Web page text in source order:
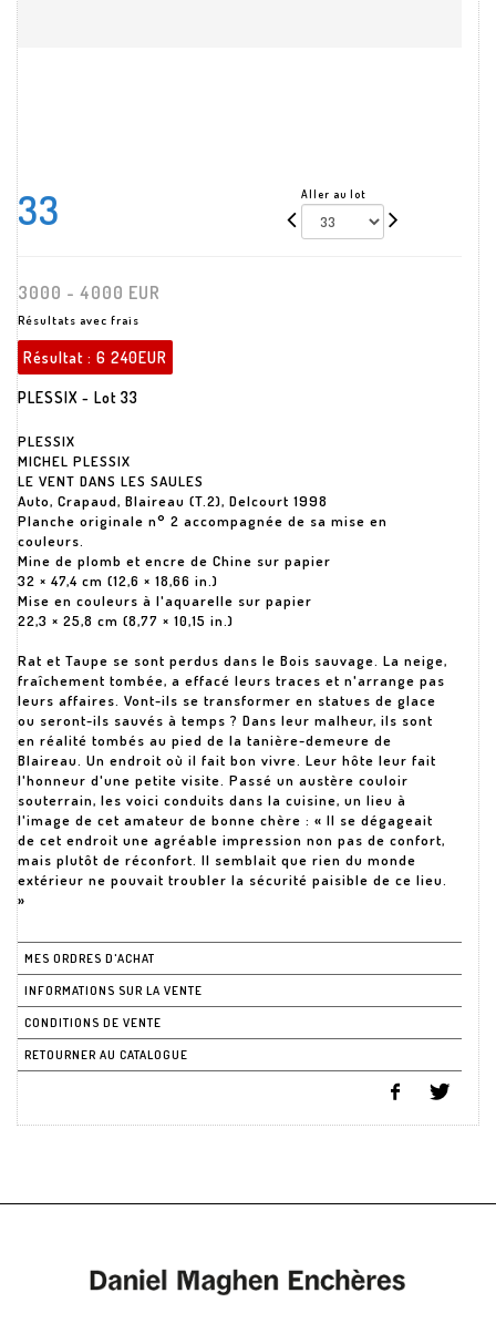
33 Aller au lot
3000 - 4000 EUR
Résultats avec frais
Résultat : 6 240EUR
PLESSIX - Lot 33
PLESSIX
MICHEL PLESSIX
LE VENT DANS LES SAULES
Auto, Crapaud, Blaireau (T.2), Delcourt 1998
Planche originale n° 2 accompagnée de sa mise en
couleurs.
Mine de plomb et encre de Chine sur papier
32 × 47,4 cm (12,6 × 18,66 in.)
Mise en couleurs à l'aquarelle sur papier
22,3 × 25,8 cm (8,77 × 10,15 in.)
Rat et Taupe se sont perdus dans le Bois sauvage. La neige,
fraîchement tombée, a effacé leurs traces et n'arrange pas
leurs affaires. Vont-ils se transformer en statues de glace
ou seront-ils sauvés à temps ? Dans leur malheur, ils sont
en réalité tombés au pied de la tanière-demeure de
Blaireau. Un endroit où il fait bon vivre. Leur hôte leur fait
l'honneur d'une petite visite. Passé un austère couloir
souterrain, les voici conduits dans la cuisine, un lieu à
l'image de cet amateur de bonne chère : « Il se dégageait
de cet endroit une agréable impression non pas de confort,
mais plutôt de réconfort. Il semblait que rien du monde
extérieur ne pouvait troubler la sécurité paisible de ce lieu.
»
MES ORDRES D'ACHAT
INFORMATIONS SUR LA VENTE
CONDITIONS DE VENTE
RETOURNER AU CATALOGUE